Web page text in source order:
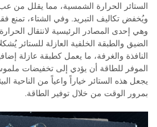
الستائر الحرارة الشمسية، مما يقلل من
ويُخفض تكاليف التبريد. وفي الشتاء، تمنع
وهي إحدى المصادر الرئيسية لانتقال
الضيق والطبقة الخلفية العازلة للستائر
النافذة والغرفة، ما يعمل كطبقة عازلة
الموفر للطاقة أن يؤدي إلى تخفيضات
يجعل هذه الستائر خياراً واعياً من الناحية
بمرور الوقت من خلال توفير الطاقة.